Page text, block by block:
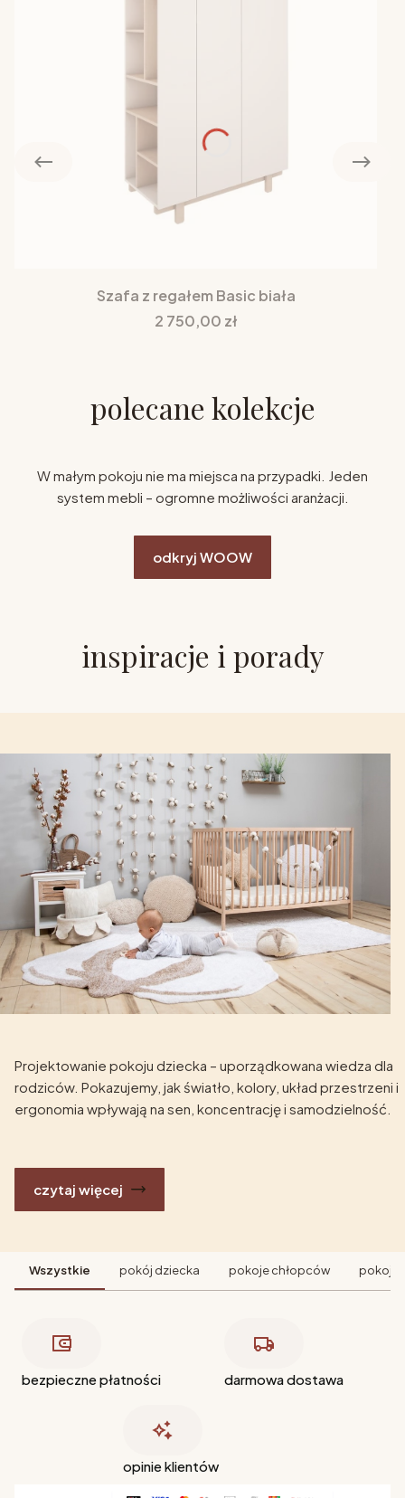
Szafa z regałem Basic biała
Cena
2 750,00 zł
polecane kolekcje
W małym pokoju nie ma miejsca na przypadki. Jeden
system mebli – ogromne możliwości aranżacji.
odkryj WOOW
inspiracje i porady
Projektowanie pokoju dziecka – uporządkowana wiedza dla
rodziców. Pokazujemy, jak światło, kolory, układ przestrzeni i
ergonomia wpływają na sen, koncentrację i samodzielność.
czytaj więcej
Wszystkie pokój dziecka pokoje chłopców pokoje
bezpieczne płatności darmowa dostawa
opinie klientów